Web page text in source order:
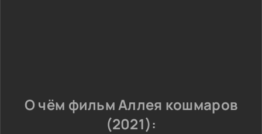
О чём фильм Аллея кошмаров
(2021):